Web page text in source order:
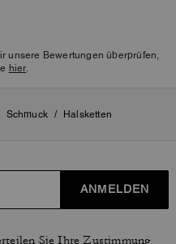
unsere Bewertungen überprüfen,
hier
Schmuck / Halsketten
ANMELDEN
Sie Ihre Zustimmung